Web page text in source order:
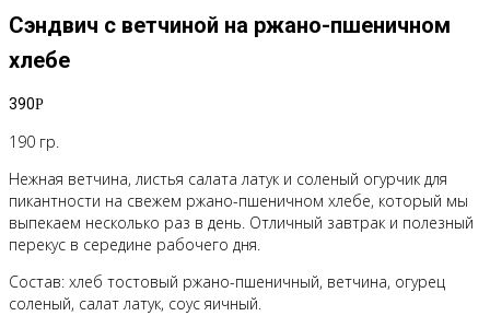
Сэндвич с ветчиной на ржано-пшеничном
хлебе
390Р
190 гр.
Нежная ветчина, листья салата латук и соленый огурчик для
пикантности на свежем ржано-пшеничном хлебе, который мы
выпекаем несколько раз в день. Отличный завтрак и полезный
перекус в середине рабочего дня.
Состав: хлеб тостовый ржано-пшеничный, ветчина, огурец
соленый, салат латук, соус яичный.